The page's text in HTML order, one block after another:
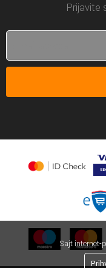
Prijavite
Sajt internet-